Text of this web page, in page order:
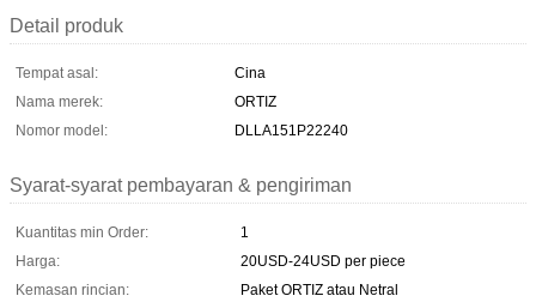
Detail produk
Tempat asal:
Cina
Nama merek:
ORTIZ
Nomor model:
DLLA151P22240
Syarat-syarat pembayaran & pengiriman
Kuantitas min Order:
1
Harga:
20USD-24USD per piece
Kemasan rincian:
Paket ORTIZ atau Netral